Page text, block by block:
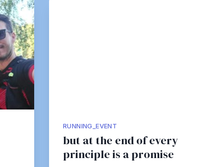
RUNNING_EVENT
but at the end of every
principle is a promise